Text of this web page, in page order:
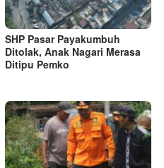
SHP Pasar Payakumbuh
Ditolak, Anak Nagari Merasa
Ditipu Pemko